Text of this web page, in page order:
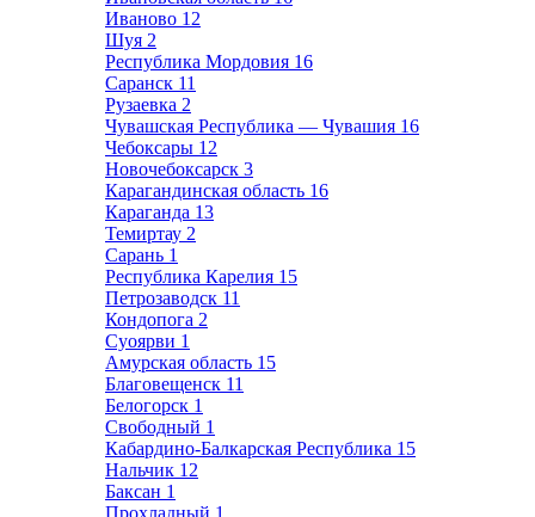
Иваново 12
Шуя 2
Республика Мордовия 16
Саранск 11
Рузаевка 2
Чувашская Республика — Чувашия 16
Чебоксары 12
Новочебоксарск 3
Карагандинская область 16
Караганда 13
Темиртау 2
Сарань 1
Республика Карелия 15
Петрозаводск 11
Кондопога 2
Суоярви 1
Амурская область 15
Благовещенск 11
Белогорск 1
Свободный 1
Кабардино-Балкарская Республика 15
Нальчик 12
Баксан 1
Прохладный 1